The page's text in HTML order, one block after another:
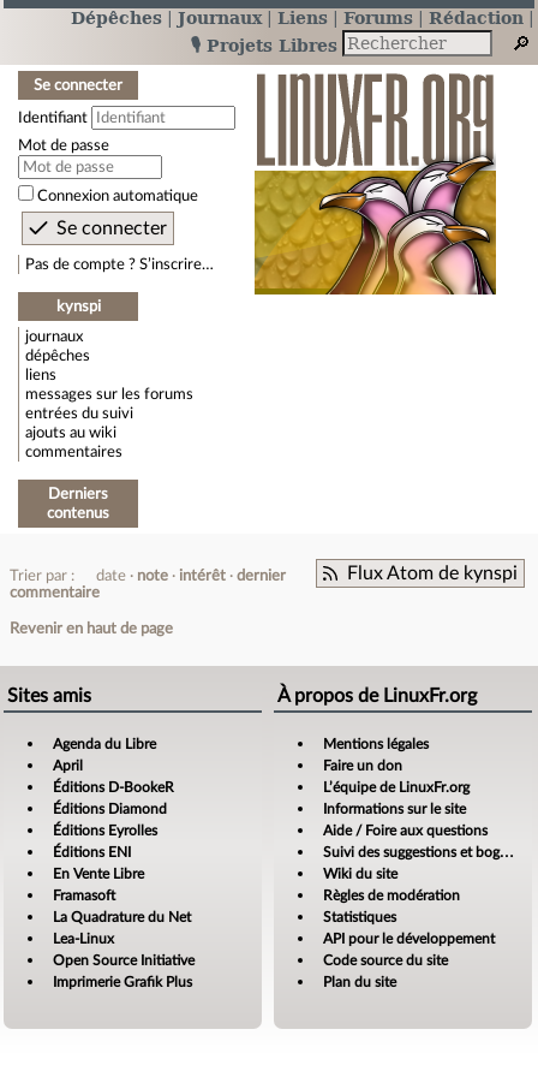
Dépêches Journaux Liens Forums
Rédaction
🎙️ Projets Libres
Se connecter
Identifiant
Mot de passe
Connexion automatique
Pas de compte ? S’inscrire…
kynspi
journaux
dépêches
liens
messages sur les forums
entrées du suivi
ajouts au wiki
commentaires
Derniers
contenus
Flux Atom de kynspi
Trier par : date note intérêt
dernier
commentaire
Revenir en haut de page
Sites amis
Agenda du Libre
April
Éditions D-BookeR
Éditions Diamond
Éditions Eyrolles
Éditions ENI
En Vente Libre
Framasoft
La Quadrature du Net
Lea-Linux
Open Source Initiative
Imprimerie Grafik Plus
À propos de LinuxFr.org
Mentions légales
Faire un don
L’équipe de LinuxFr.org
Informations sur le site
Aide / Foire aux questions
Suivi des suggestions et bogues
Wiki du site
Règles de modération
Statistiques
API pour le développement
Code source du site
Plan du site